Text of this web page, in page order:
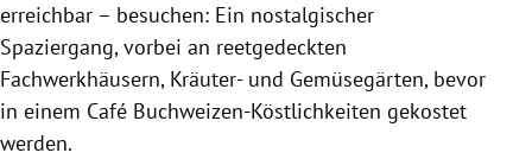
erreichbar – besuchen: Ein nostalgischer
Spaziergang, vorbei an reetgedeckten
Fachwerkhäusern, Kräuter- und Gemüsegärten, bevor
in einem Café Buchweizen-Köstlichkeiten gekostet
werden.